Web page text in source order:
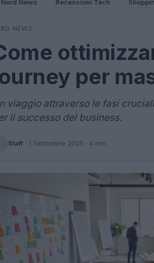
Nerd News Recensioni Tech
NEWS
per
viaggio attraverso le fasi
il successo del business.
Staff · 1 Settembre 2025 · 4 min